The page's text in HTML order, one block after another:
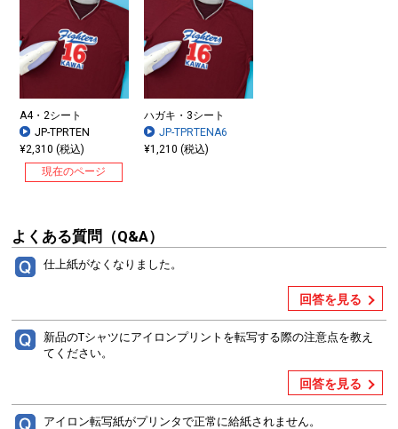
A4・2シート
JP-TPRTEN
¥2,310 (税込)
現在のページ
ハガキ・3シート
JP-TPRTENA6
¥1,210 (税込)
よくある質問（Q&A）
仕上紙がなくなりました。
回答を見る
新品のTシャツにアイロンプリントを転写する際の注意点を教え
てください。
回答を見る
アイロン転写紙がプリンタで正常に給紙されません。